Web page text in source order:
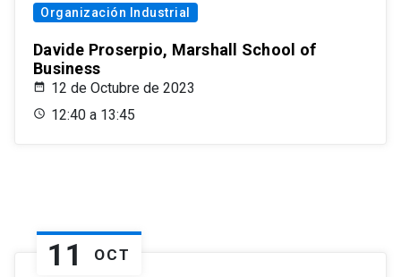
Organización Industrial
Davide Proserpio, Marshall School of
Business
12 de Octubre de 2023
12:40 a 13:45
11 OCT